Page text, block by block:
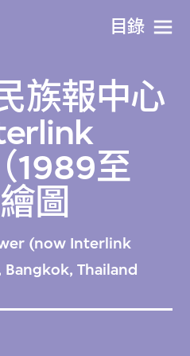
目​錄
族報中心
1989至
圖
(now Interlink
Thailand